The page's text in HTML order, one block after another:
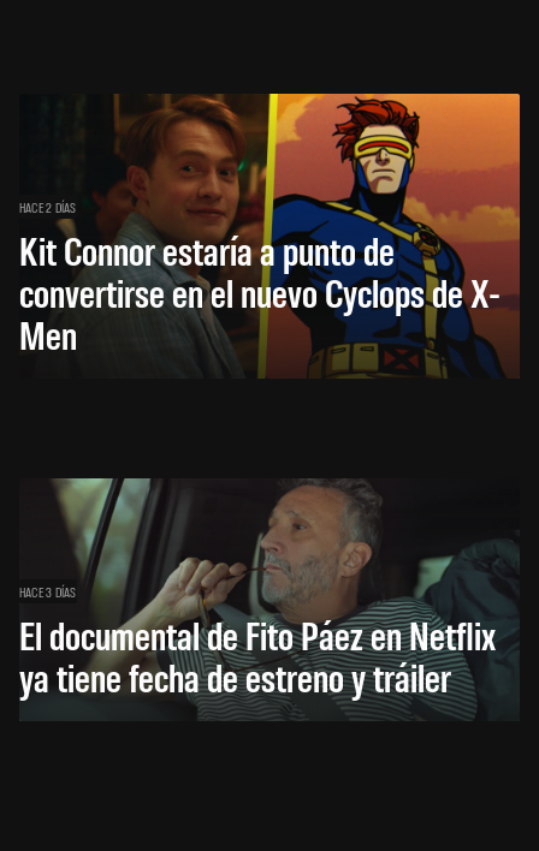
HACE 2 DÍAS
Kit Connor estaría a punto de
convertirse en el nuevo Cyclops de X-
Men
HACE 3 DÍAS
El documental de Fito Páez en Netflix
ya tiene fecha de estreno y tráiler